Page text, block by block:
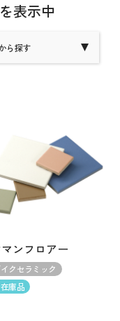
表示中
ら探す
ンフロアー
クセラミック
庫品